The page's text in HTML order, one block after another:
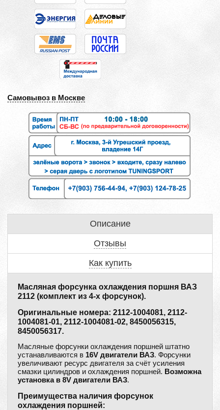
Самовывоз в Москве
Описание
Отзывы
Как купить
Масляная форсунка охлаждения поршня ВАЗ
2112 (комплект из 4-х форсунок).
Оригинальные номера: 2112-1004081, 2112-
1004081-01, 2112-1004081-02, 8450056315,
8450056317.
Масляные форсунки охлаждения поршней штатно
устанавливаются в 16V двигатели ВАЗ. Форсунки
увеличивают ресурс двигателя за счёт усиления
смазки цилиндров и охлаждения поршней. Возможна
установка в 8V двигатели ВАЗ.
Преимущества наличия форсунок
охлаждения поршней: